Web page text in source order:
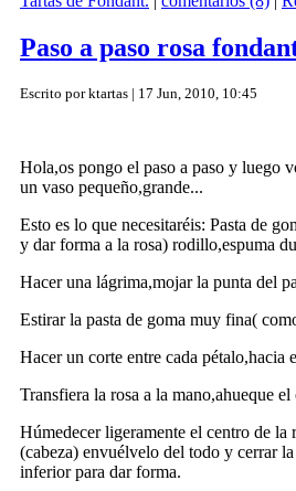
Paso a paso rosa
Escrito por ktartas | 17 Jun, 2010, 10:45
Hola,os pongo el paso a paso y luego
un vaso pequeño,grande...
Esto es lo que necesitaréis: Pasta de
y dar forma a la rosa) rodillo,espuma
Hacer una lágrima,mojar la punta del
Estirar la pasta de goma muy fina(
Hacer un corte entre cada pétalo,hacia
Transfiera la rosa a la mano,ahueque
Húmedecer ligeramente el centro de
(cabeza) envuélvelo del todo y cerrar
inferior para dar forma.